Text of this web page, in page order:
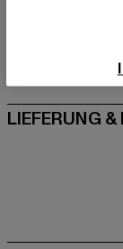
LIEFERUNG